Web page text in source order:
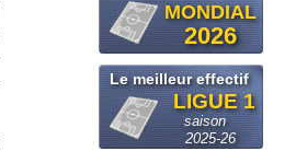
MONDIAL
2026
Le meilleur effectif
LIGUE 1
saison
2025-26